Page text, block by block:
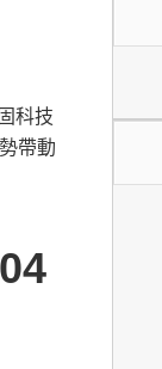
科技
帶動